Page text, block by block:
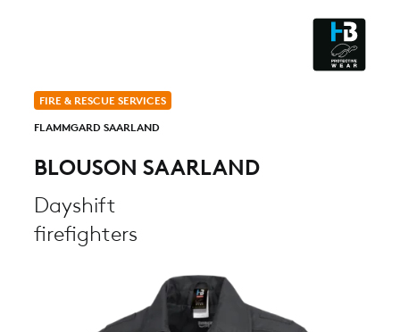
FIRE & RESCUE SERVICES
FLAMMGARD SAARLAND
BLOUSON SAARLAND
Dayshift
firefighters